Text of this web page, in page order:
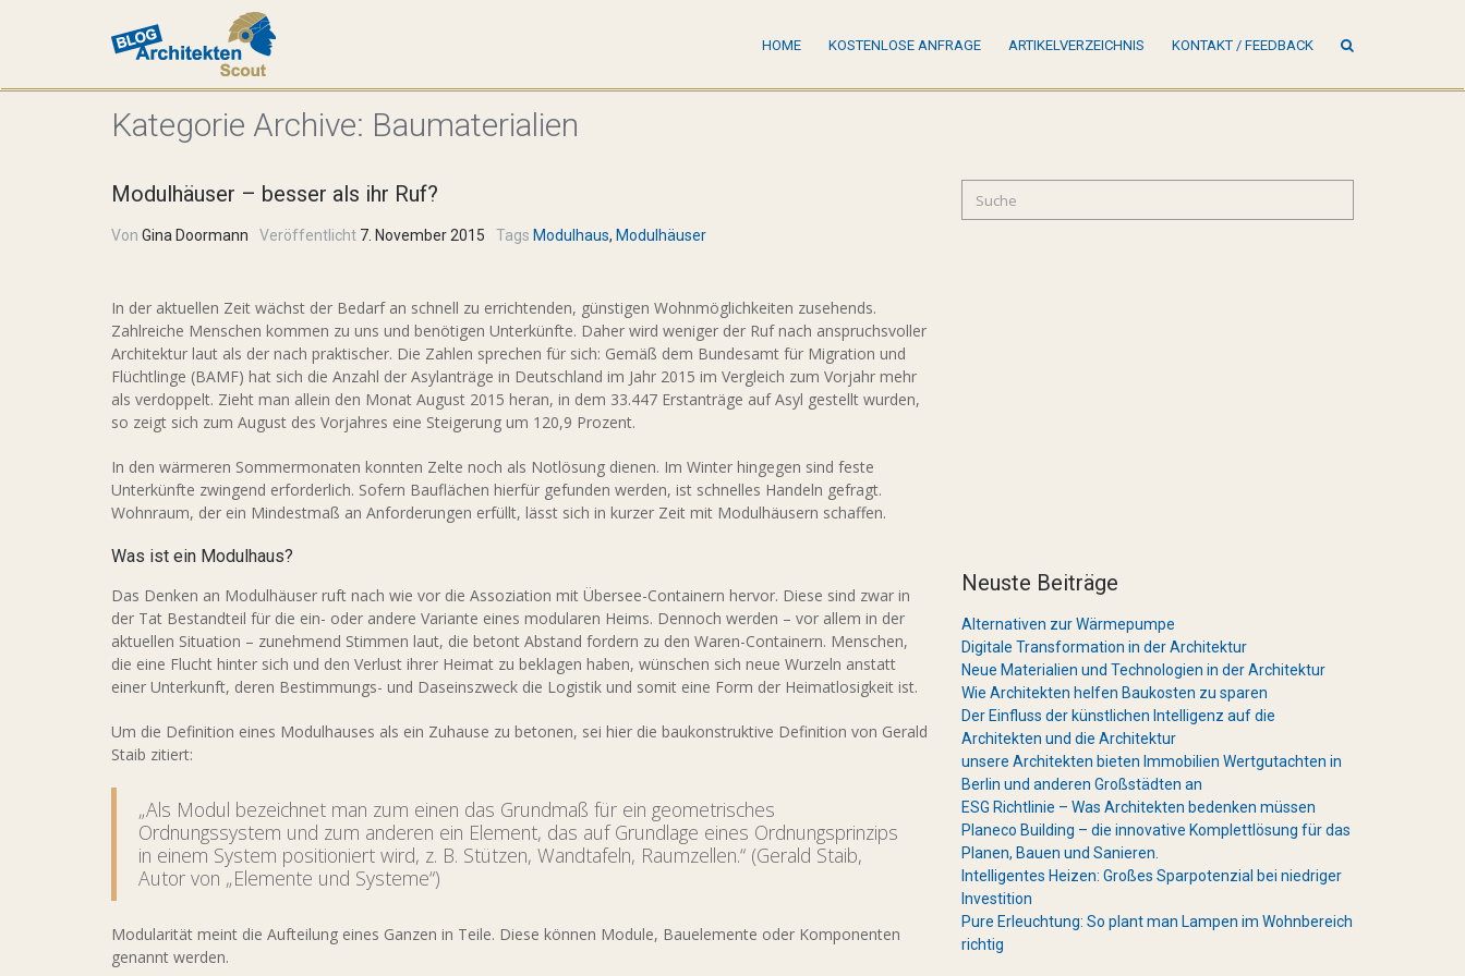
HOME KOSTENLOSE ANFRAGE ARTIKELVERZEICHNIS KONTAKT / FEEDBACK
Kategorie Archive: Baumaterialien
Modulhäuser – besser als ihr Ruf?
Von Gina Doormann Veröffentlicht 7. November 2015 Tags Modulhaus, Modulhäuser
In der aktuellen Zeit wächst der Bedarf an schnell zu errichtenden, günstigen Wohnmöglichkeiten zusehends.
Zahlreiche Menschen kommen zu uns und benötigen Unterkünfte. Daher wird weniger der Ruf nach anspruchsvoller
Architektur laut als der nach praktischer. Die Zahlen sprechen für sich: Gemäß dem Bundesamt für Migration und
Flüchtlinge (BAMF) hat sich die Anzahl der Asylanträge in Deutschland im Jahr 2015 im Vergleich zum Vorjahr mehr
als verdoppelt. Zieht man allein den Monat August 2015 heran, in dem 33.447 Erstanträge auf Asyl gestellt wurden,
so zeigt sich zum August des Vorjahres eine Steigerung um 120,9 Prozent.
In den wärmeren Sommermonaten konnten Zelte noch als Notlösung dienen. Im Winter hingegen sind feste
Unterkünfte zwingend erforderlich. Sofern Bauflächen hierfür gefunden werden, ist schnelles Handeln gefragt.
Wohnraum, der ein Mindestmaß an Anforderungen erfüllt, lässt sich in kurzer Zeit mit Modulhäusern schaffen.
Was ist ein Modulhaus?
Das Denken an Modulhäuser ruft nach wie vor die Assoziation mit Übersee-Containern hervor. Diese sind zwar in
der Tat Bestandteil für die ein- oder andere Variante eines modularen Heims. Dennoch werden – vor allem in der
aktuellen Situation – zunehmend Stimmen laut, die betont Abstand fordern zu den Waren-Containern. Menschen,
die eine Flucht hinter sich und den Verlust ihrer Heimat zu beklagen haben, wünschen sich neue Wurzeln anstatt
einer Unterkunft, deren Bestimmungs- und Daseinszweck die Logistik und somit eine Form der Heimatlosigkeit ist.
Um die Definition eines Modulhauses als ein Zuhause zu betonen, sei hier die baukonstruktive Definition von Gerald
Staib zitiert:
„Als Modul bezeichnet man zum einen das Grundmaß für ein geometrisches
Ordnungssystem und zum anderen ein Element, das auf Grundlage eines Ordnungsprinzips
in einem System positioniert wird, z. B. Stützen, Wandtafeln, Raumzellen.“ (Gerald Staib,
Autor von „Elemente und Systeme“)
Modularität meint die Aufteilung eines Ganzen in Teile. Diese können Module, Bauelemente oder Komponenten
genannt werden.
Neuste Beiträge
Alternativen zur Wärmepumpe
Digitale Transformation in der Architektur
Neue Materialien und Technologien in der Architektur
Wie Architekten helfen Baukosten zu sparen
Der Einfluss der künstlichen Intelligenz auf die
Architekten und die Architektur
unsere Architekten bieten Immobilien Wertgutachten in
Berlin und anderen Großstädten an
ESG Richtlinie – Was Architekten bedenken müssen
Planeco Building – die innovative Komplettlösung für das
Planen, Bauen und Sanieren.
Intelligentes Heizen: Großes Sparpotenzial bei niedriger
Investition
Pure Erleuchtung: So plant man Lampen im Wohnbereich
richtig